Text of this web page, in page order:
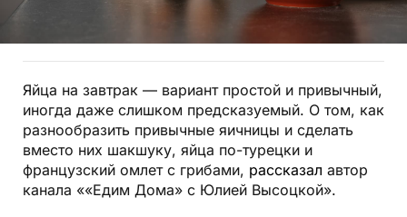
Яйца на завтрак — вариант простой и привычный,
иногда даже слишком предсказуемый. О том, как
разнообразить привычные яичницы и сделать
вместо них шакшуку, яйца по-турецки и
французский омлет с грибами, рассказал автор
канала ««Едим Дома» с Юлией Высоцкой».